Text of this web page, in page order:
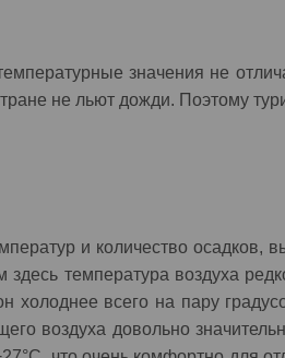
значения не
не льют дожди. Поэтому
и количество
температура воздуха
холоднее всего на пару
воздуха довольно